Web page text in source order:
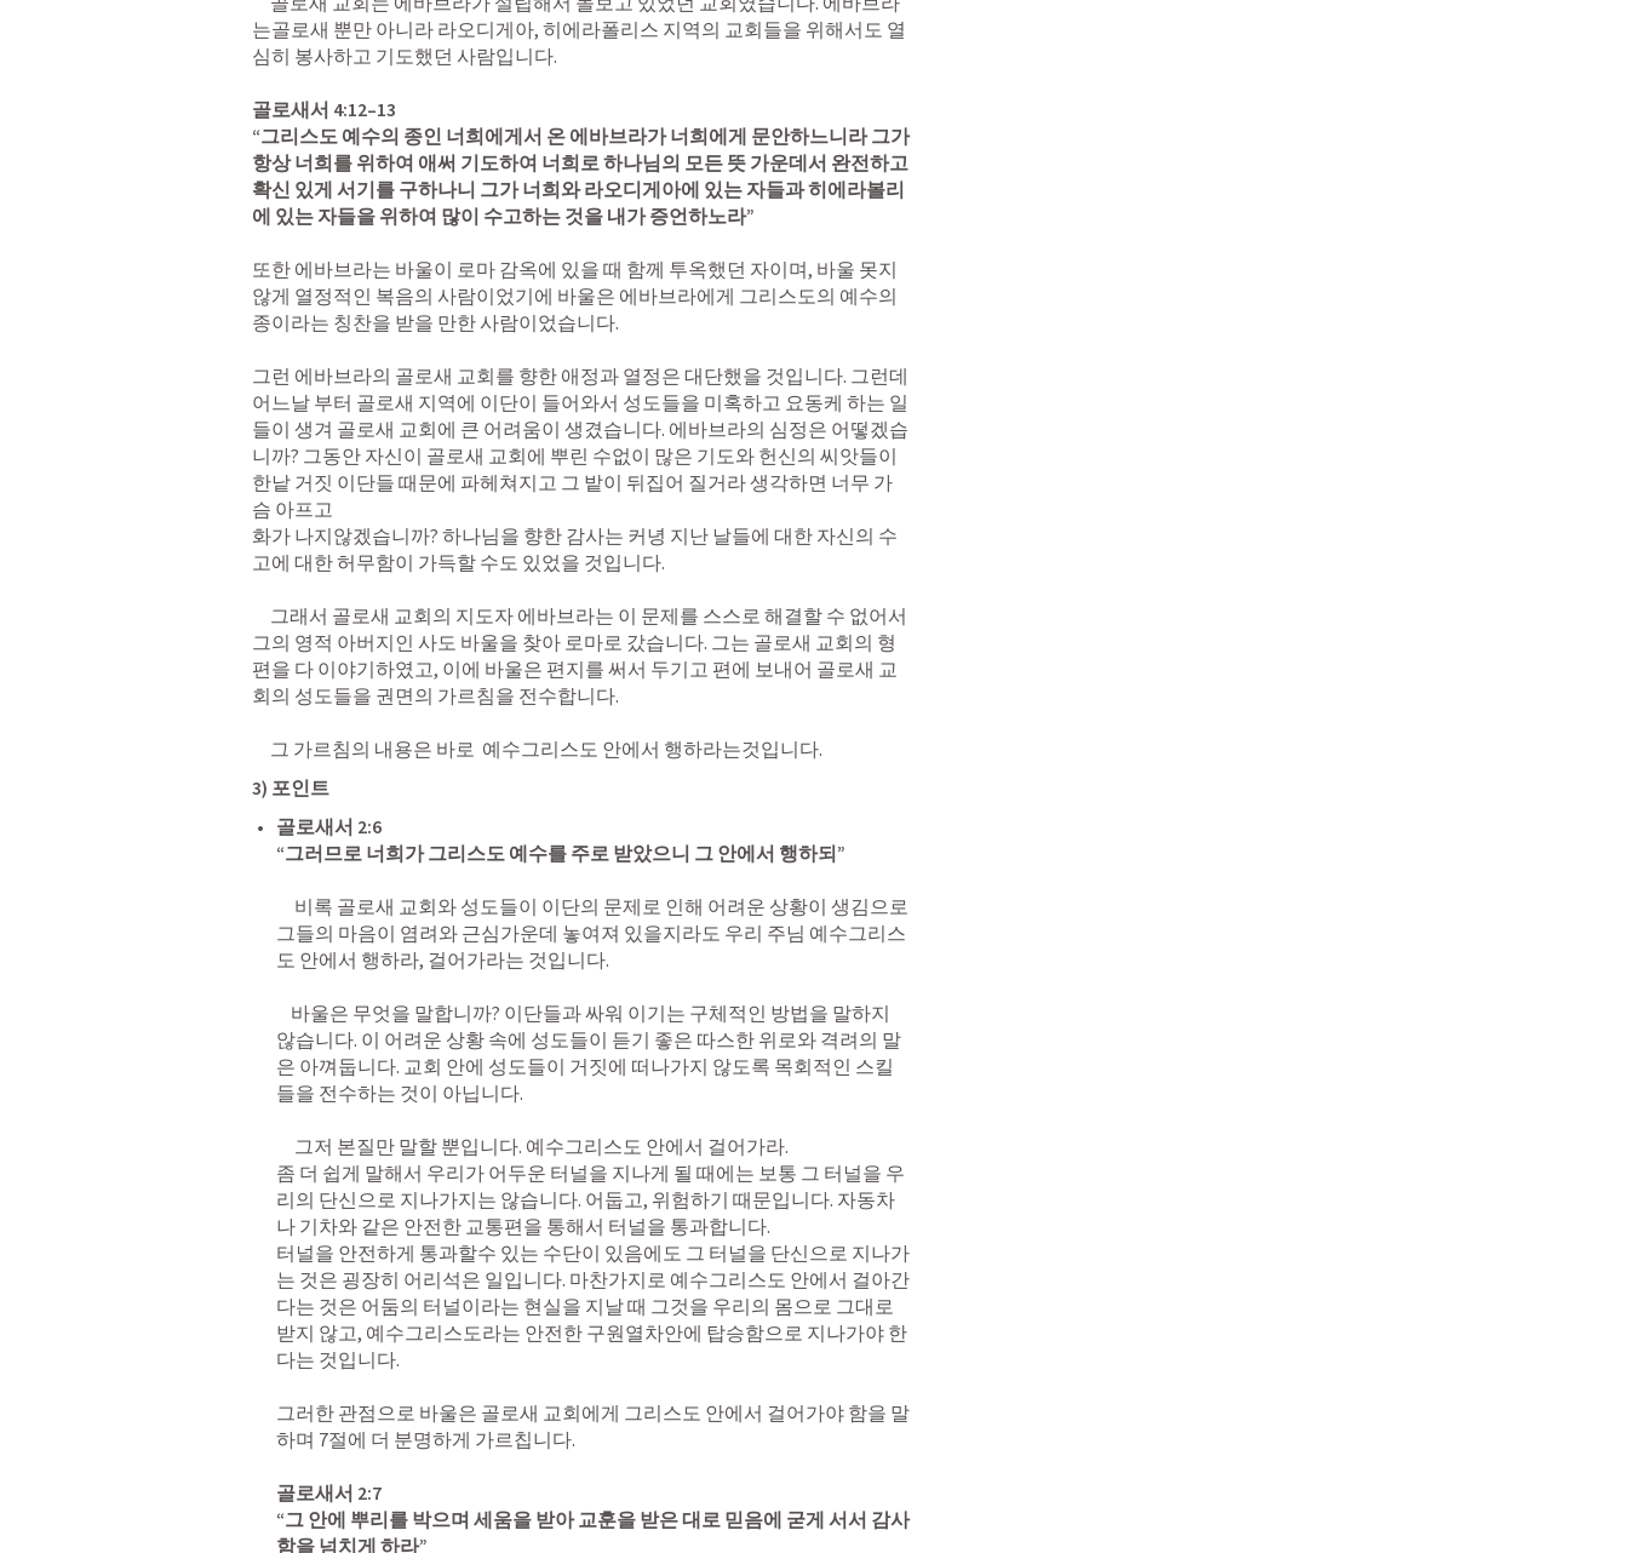
는골로새 뿐만 아니라 라오디게아, 히에라폴리스 지역의 교회들을 위해서도 열
심히 봉사하고 기도했던 사람입니다.
골로새서 4:12–13
“그리스도 예수의 종인 너희에게서 온 에바브라가 너희에게 문안하느니라 그가
항상 너희를 위하여 애써 기도하여 너희로 하나님의 모든 뜻 가운데서 완전하고
확신 있게 서기를 구하나니 그가 너희와 라오디게아에 있는 자들과 히에라볼리
에 있는 자들을 위하여 많이 수고하는 것을 내가 증언하노라”
또한 에바브라는 바울이 로마 감옥에 있을 때 함께 투옥했던 자이며, 바울 못지
않게 열정적인 복음의 사람이었기에 바울은 에바브라에게 그리스도의 예수의
종이라는 칭찬을 받을 만한 사람이었습니다.
그런 에바브라의 골로새 교회를 향한 애정과 열정은 대단했을 것입니다. 그런데
어느날 부터 골로새 지역에 이단이 들어와서 성도들을 미혹하고 요동케 하는 일
들이 생겨 골로새 교회에 큰 어려움이 생겼습니다. 에바브라의 심정은 어떻겠습
니까? 그동안 자신이 골로새 교회에 뿌린 수없이 많은 기도와 헌신의 씨앗들이
한낱 거짓 이단들 때문에 파헤쳐지고 그 밭이 뒤집어 질거라 생각하면 너무 가
슴 아프고
화가 나지않겠습니까? 하나님을 향한 감사는 커녕 지난 날들에 대한 자신의 수
고에 대한 허무함이 가득할 수도 있었을 것입니다.
그의 영적 아버지인 사도 바울을 찾아 로마로 갔습니다. 그는 골로새 교회의 형
편을 다 이야기하였고, 이에 바울은 편지를 써서 두기고 편에 보내어 골로새 교
회의 성도들을 권면의 가르침을 전수합니다.
3) 포인트
골로새서 2:6
“그러므로 너희가 그리스도 예수를 주로 받았으니 그 안에서 행하되”
그들의 마음이 염려와 근심가운데 놓여져 있을지라도 우리 주님 예수그리스
도 안에서 행하라, 걸어가라는 것입니다.
않습니다. 이 어려운 상황 속에 성도들이 듣기 좋은 따스한 위로와 격려의 말
은 아껴둡니다. 교회 안에 성도들이 거짓에 떠나가지 않도록 목회적인 스킬
들을 전수하는 것이 아닙니다.
좀 더 쉽게 말해서 우리가 어두운 터널을 지나게 될 때에는 보통 그 터널을 우
리의 단신으로 지나가지는 않습니다. 어둡고, 위험하기 때문입니다. 자동차
나 기차와 같은 안전한 교통편을 통해서 터널을 통과합니다.
터널을 안전하게 통과할수 있는 수단이 있음에도 그 터널을 단신으로 지나가
는 것은 굉장히 어리석은 일입니다. 마찬가지로 예수그리스도 안에서 걸아간
다는 것은 어둠의 터널이라는 현실을 지날 때 그것을 우리의 몸으로 그대로
받지 않고, 예수그리스도라는 안전한 구원열차안에 탑승함으로 지나가야 한
다는 것입니다.
그러한 관점으로 바울은 골로새 교회에게 그리스도 안에서 걸어가야 함을 말
하며 7절에 더 분명하게 가르칩니다.
골로새서 2:7
“그 안에 뿌리를 박으며 세움을 받아 교훈을 받은 대로 믿음에 굳게 서서 감사
함을 넘치게 하라”